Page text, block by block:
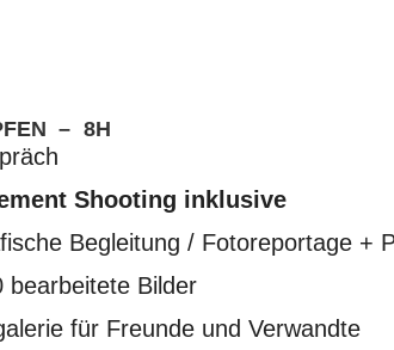
– 8H
Shooting inklusive
Begleitung / Fotoreportage +
bearbeitete Bilder
für Freunde und Verwandte